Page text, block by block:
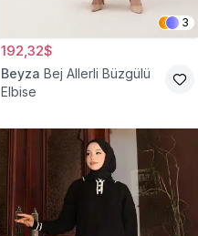
3
192,32$
Beyza Bej Allerli Büzgülü
Elbise